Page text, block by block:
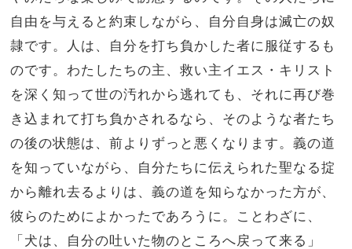
自由を与えると約束しながら、自分自身は滅亡の奴
隷です。人は、自分を打ち負かした者に服従するも
のです。 わたしたちの主、救い主イエス・キリスト
を深く知って世の汚れから逃れても、それに再び巻
き込まれて打ち負かされるなら、そのような者たち
の後の状態は、前よりずっと悪くなります。義の道
を知っていながら、自分たちに伝えられた聖なる掟
から離れ去るよりは、義の道を知らなかった方が、
彼らのためによかったであろうに。 ことわざに、
「 犬は、自分の吐いた物のところへ戻って来る」